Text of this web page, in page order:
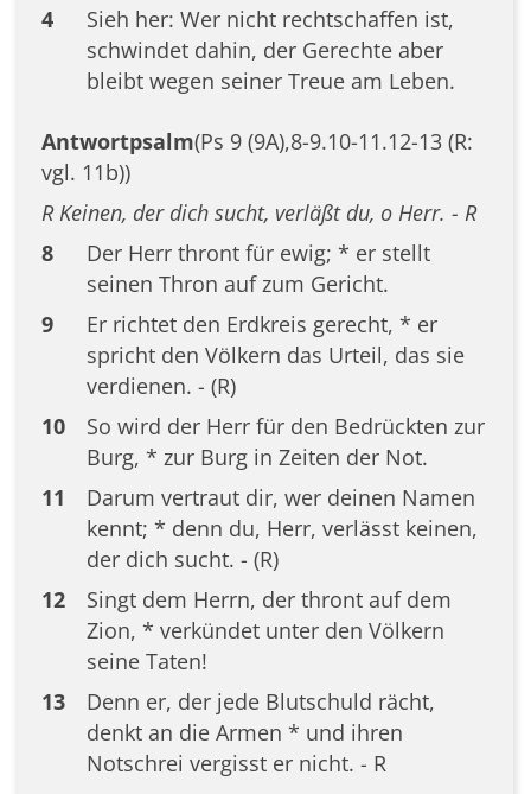
4
Sieh her: Wer nicht rechtschaffen ist,
schwindet dahin, der Gerechte aber
bleibt wegen seiner Treue am Leben.
Antwortpsalm(Ps 9 (9A),8-9.10-11.12-13 (R:
vgl. 11b))
R Keinen, der dich sucht, verläßt du, o Herr. - R
8
Der Herr thront für ewig; * er stellt
seinen Thron auf zum Gericht.
9
Er richtet den Erdkreis gerecht, * er
spricht den Völkern das Urteil, das sie
verdienen. - (R)
10
So wird der Herr für den Bedrückten zur
Burg, * zur Burg in Zeiten der Not.
11
Darum vertraut dir, wer deinen Namen
kennt; * denn du, Herr, verlässt keinen,
der dich sucht. - (R)
12
Singt dem Herrn, der thront auf dem
Zion, * verkündet unter den Völkern
seine Taten!
13
Denn er, der jede Blutschuld rächt,
denkt an die Armen * und ihren
Notschrei vergisst er nicht. - R